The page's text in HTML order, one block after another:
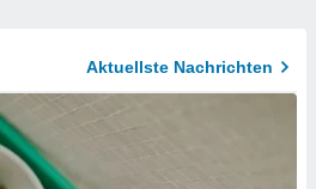
Aktuellste Nachrichten